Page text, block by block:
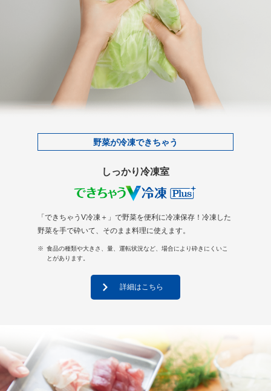
野菜が冷凍できちゃう
しっかり冷凍室
「できちゃうV冷凍＋」で野菜を便利に冷凍保存！冷凍した
野菜を手で砕いて、そのまま料理に使えます。
※ 食品の種類や大きさ、量、運転状況など、場合により砕きにくいこ
とがあります。
詳細はこちら